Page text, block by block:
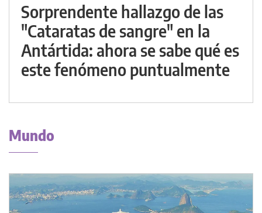
Sorprendente hallazgo de las
"Cataratas de sangre" en la
Antártida: ahora se sabe qué es
este fenómeno puntualmente
Mundo